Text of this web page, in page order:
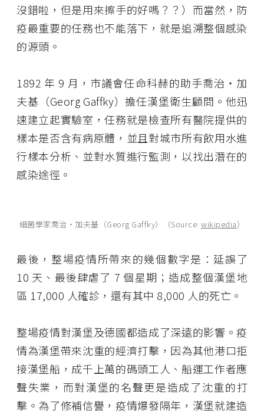
沒錯啦，但是用來擦手的好嗎？？）而當然，防
疫最重要的任務也不能落下，就是追溯整個感染
的源頭。
1892 年 9 月，市議會任命科赫的助手喬治・加
夫基（Georg Gaffky）擔任漢堡衛生顧問。他迅
速建立起實驗室，任務就是檢查所有醫院提供的
樣本是否含有病原體，並且對城市所有飲用水進
行樣本分析、並對水質進行監測，以找出潛在的
感染途徑。
細菌學家喬治・加夫基（Georg Gaffky）（Source:wikipedia）
最後，整場疫情所帶來的幾個數字是：延誤了
10 天、最後肆虐了 7 個星期；造成整個漢堡地
區 17,000 人確診，還有其中 8,000 人的死亡。
整場疫情對漢堡及德國都造成了深遠的影響。疫
情為漢堡帶來沈重的經濟打擊，因為其他港口拒
接漢堡船，成千上萬的碼頭工人、船運工作者應
聲失業，而對漢堡的名聲更是造成了沈重的打
擊。為了修補信譽，疫情爆發隔年，漢堡就建造